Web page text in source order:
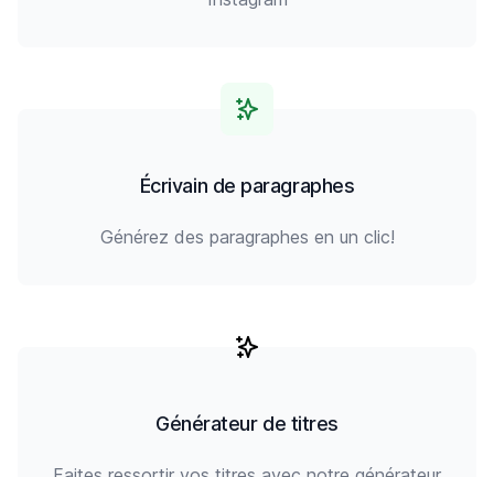
Écrivain de paragraphes
Générez des paragraphes en un clic!
Générateur de titres